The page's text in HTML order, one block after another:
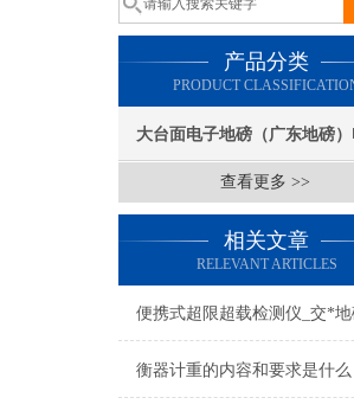
产品分类
PRODUCT
查看更多 >>
相关文章
RELEVANT ARTICLES
便携式超限超载检测仪_交*
衡器计重的内容和要求是什么